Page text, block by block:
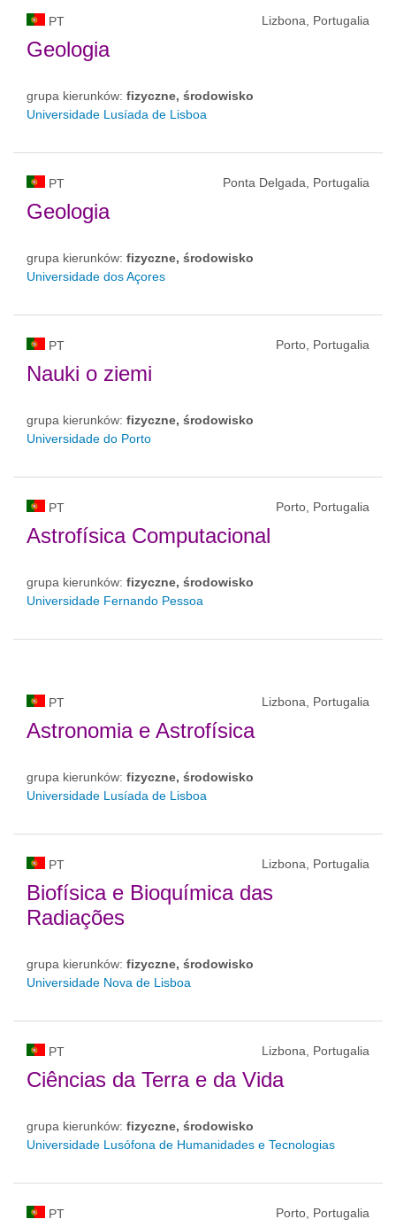
PT Lizbona, Portugalia
Geologia
grupa kierunków: fizyczne, środowisko
Universidade Lusíada de Lisboa
PT Ponta Delgada, Portugalia
Geologia
grupa kierunków: fizyczne, środowisko
Universidade dos Açores
PT Porto, Portugalia
Nauki o ziemi
grupa kierunków: fizyczne, środowisko
Universidade do Porto
PT Porto, Portugalia
Astrofísica Computacional
grupa kierunków: fizyczne, środowisko
Universidade Fernando Pessoa
PT Lizbona, Portugalia
Astronomia e Astrofísica
grupa kierunków: fizyczne, środowisko
Universidade Lusíada de Lisboa
PT Lizbona, Portugalia
Biofísica e Bioquímica das
Radiações
grupa kierunków: fizyczne, środowisko
Universidade Nova de Lisboa
PT Lizbona, Portugalia
Ciências da Terra e da Vida
grupa kierunków: fizyczne, środowisko
Universidade Lusófona de Humanidades e Tecnologias
PT Porto, Portugalia